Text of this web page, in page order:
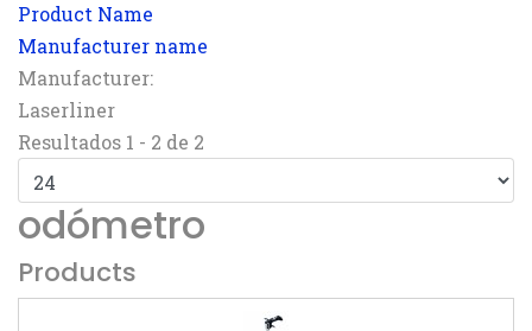
Product Name
Manufacturer name
Manufacturer:
Laserliner
Resultados 1 - 2 de 2
odómetro
Products